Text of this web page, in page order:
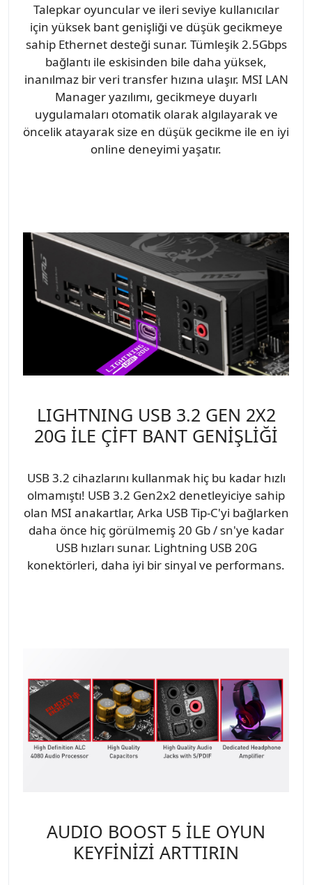
Talepkar oyuncular ve ileri seviye kullanıcılar
için yüksek bant genişliği ve düşük gecikmeye
sahip Ethernet desteği sunar. Tümleşik 2.5Gbps
bağlantı ile eskisinden bile daha yüksek,
inanılmaz bir veri transfer hızına ulaşır. MSI LAN
Manager yazılımı, gecikmeye duyarlı
uygulamaları otomatik olarak algılayarak ve
öncelik atayarak size en düşük gecikme ile en iyi
online deneyimi yaşatır.
LIGHTNING USB 3.2 GEN 2X2
20G İLE ÇİFT BANT GENİŞLİĞİ
USB 3.2 cihazlarını kullanmak hiç bu kadar hızlı
olmamıştı! USB 3.2 Gen2x2 denetleyiciye sahip
olan MSI anakartlar, Arka USB Tip-C'yi bağlarken
daha önce hiç görülmemiş 20 Gb / sn'ye kadar
USB hızları sunar. Lightning USB 20G
konektörleri, daha iyi bir sinyal ve performans.
AUDIO BOOST 5 İLE OYUN
KEYFİNİZİ ARTTIRIN